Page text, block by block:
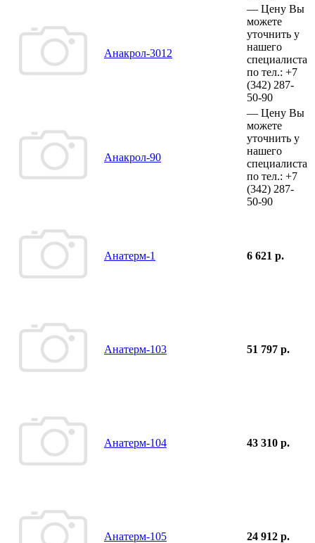
Анакрол-3012
— Цену Вы
можете
уточнить у
нашего
специалиста
по тел.: +7
(342) 287-
50-90
Анакрол-90
— Цену Вы
можете
уточнить у
нашего
специалиста
по тел.: +7
(342) 287-
50-90
Анатерм-1 6 621 р.
Анатерм-103 51 797 р.
Анатерм-104 43 310 р.
Анатерм-105 24 912 р.